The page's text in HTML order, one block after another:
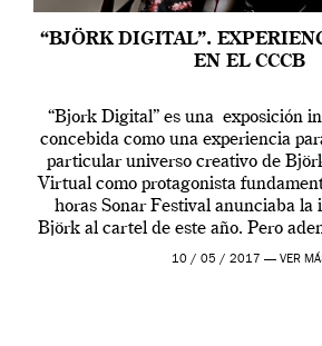
“BJÖRK DIGITAL”.
EN EL CCCB
“Bjork Digital” es una exposición
concebida como una experiencia
particular universo creativo de
Virtual como protagonista
horas Sonar Festival anunciaba la
Björk al cartel de este año. Pero
en una de las actuaciones más
10 / 05 / 2017 — VER